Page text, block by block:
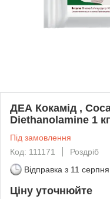
ДЕА Кокамід ,
Diethanolamine 1 кг
Під замовлення
Код: 111171
Роздріб
Відправка з 11
Ціну уточнюйте